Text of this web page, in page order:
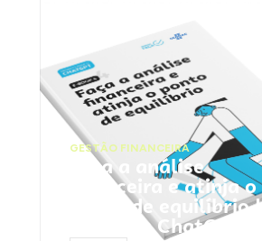
GESTÃO FINANCEIRA
Faça a análise
financeira e atinja o
ponto de equilíbrio |
Prompts ChatGPT